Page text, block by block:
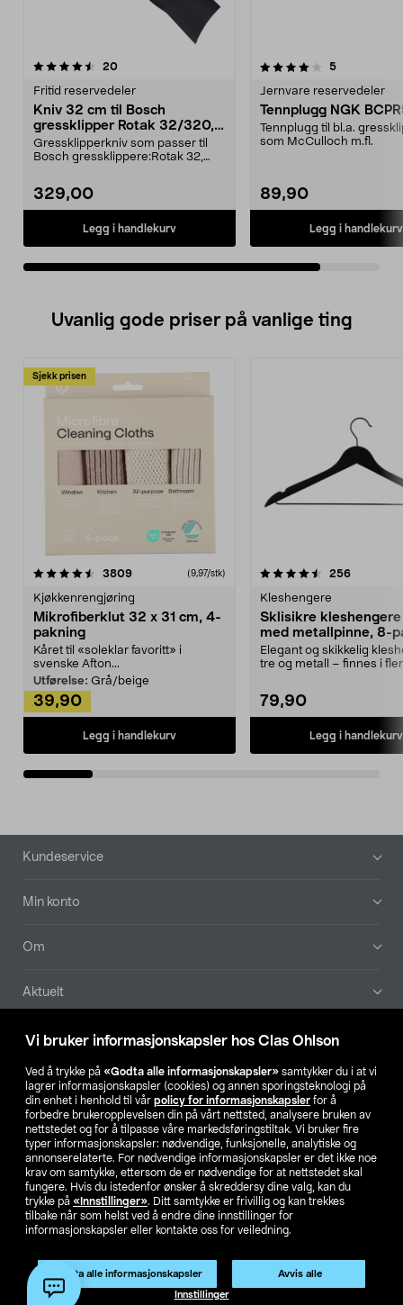
Vi bruker informasjonskapsler hos Clas Ohlson
Ved å trykke på «Godta alle informasjonskapsler» samtykker du i at vi
lagrer informasjonskapsler (cookies) og annen sporingsteknologi på
din enhet i henhold til vår policy for informasjonskapsler for å
forbedre brukeropplevelsen din på vårt nettsted, analysere bruken av
nettstedet og for å tilpasse våre markedsføringstiltak. Vi bruker fire
typer informasjonskapsler: nødvendige, funksjonelle, analytiske og
annonserelaterte. For nødvendige informasjonskapsler er det ikke noe
krav om samtykke, ettersom de er nødvendige for at nettstedet skal
fungere. Hvis du istedenfor ønsker å skreddersy dine valg, kan du
trykke på «Innstillinger». Ditt samtykke er frivillig og kan trekkes
tilbake når som helst ved å endre dine innstillinger for
informasjonskapsler eller kontakte oss for veiledning.
Godta alle informasjonskapsler Avvis alle
Innstillinger
Produktet har utgått
Artikkelnr.:41-2893
20anmeldelser
Fritid reservedeler
Kniv 32 cm til Bosch
gressklipper Rotak 32/320,
Arm 32/3200
Gressklipperkniv som passer til
Bosch gressklippere:Rotak 32,
329,00
Legg i handlekurv
4.0av 5 stjerner 5anmeldelser
Jernvare reservedeler
Tennplugg NGK
Tennplugg til bl.a.
som McCulloch m.fl.
89,90
Legg i handlekurv
Uvanlig gode priser på vanlige ting
Sjekk prisen
3809anmeldelser(9,97/stk)
Kjøkkenrengjøring
Mikrofiberklut 32 x 31 cm, 4-
pakning
Kåret til «soleklar favoritt» i
svenske Afton...
Utførelse: Grå/beige
39,90
Legg i handlekurv
4.5av 5 stjerner 256
Kleshengere
Sklisikre
med metallpinne, 8-
Elegant og skikkelig
tre og metall – finnes i
79,90
Legg i handlekurv
4.5av 5 stjerner
Bunntekst
Kundeservice
Min konto
Om
Aktuelt
Våre selskaper
Finn din butikk
SE NO FI
Endre til priser ekskl. moms